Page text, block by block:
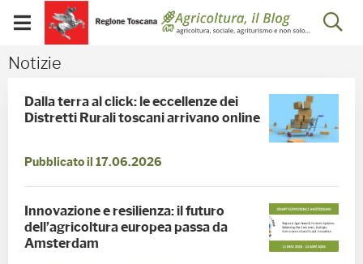
Skip to Main Content
Visualizza/chiudi
menu
mobile
Notizie - Blog
Notizie
Dalla terra al click: le eccellenze dei
Distretti Rurali toscani arrivano online
Pubblicato il 17.06.2026
Innovazione e resilienza: il futuro
dell’agricoltura europea passa da
Amsterdam